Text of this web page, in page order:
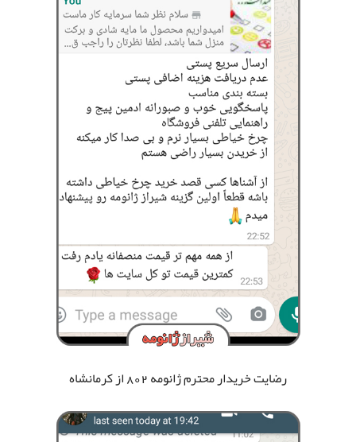
رضایت خریدار محترم ژانومه 802 از کرمانشاه